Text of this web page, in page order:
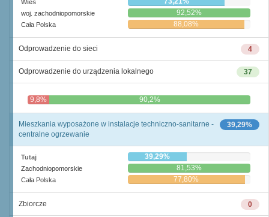
Wieś
woj. zachodniopomorskie 92,52%
Cała Polska 88,08%
4
Odprowadzenie do sieci
37
Odprowadzenie do urządzenia lokalnego
9,8% 90,2%
39,29%
Mieszkania wyposażone w instalacje techniczno-sanitarne -
centralne ogrzewanie
Tutaj 39,29%
Zachodniopomorskie 81,53%
Cała Polska 77,80%
0
Zbiorcze